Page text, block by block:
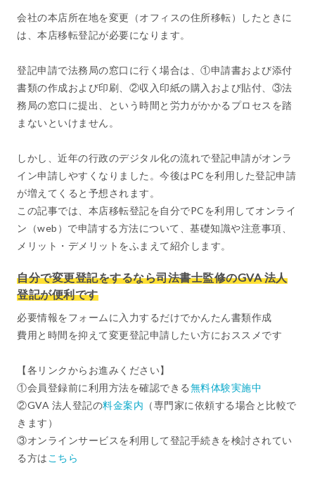
会社の本店所在地を変更（オフィスの住所移転）したときに
は、本店移転登記が必要になります。
登記申請で法務局の窓口に行く場合は、①申請書および添付
書類の作成および印刷、②収入印紙の購入および貼付、③法
務局の窓口に提出、という時間と労力がかかるプロセスを踏
まないといけません。
しかし、近年の行政のデジタル化の流れで登記申請がオンラ
イン申請しやすくなりました。今後はPCを利用した登記申請
が増えてくると予想されます。
この記事では、本店移転登記を自分でPCを利用してオンライ
ン（web）で申請する方法について、基礎知識や注意事項、
メリット・デメリットをふまえて紹介します。
自分で変更登記をするなら司法書士監修のGVA 法人
登記が便利です
必要情報をフォームに入力するだけでかんたん書類作成
費用と時間を抑えて変更登記申請したい方におススメです
【各リンクからお進みください】
①会員登録前に利用方法を確認できる無料体験実施中
②GVA 法人登記の料金案内 （専門家に依頼する場合と比較で
きます）
③オンラインサービスを利用して登記手続きを検討されてい
る方は こちら